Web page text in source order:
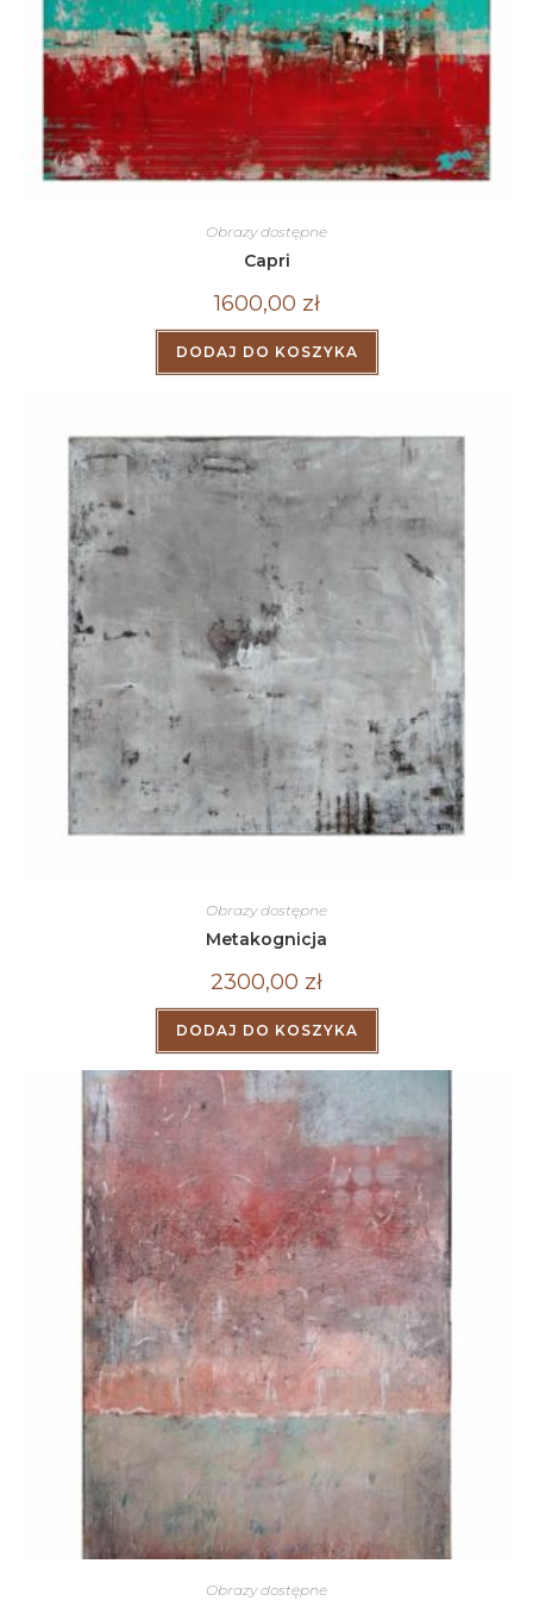
Obrazy dostępne
Capri
1600,00 zł
DODAJ DO KOSZYKA
Obrazy dostępne
Metakognicja
2300,00 zł
DODAJ DO KOSZYKA
Obrazy dostępne